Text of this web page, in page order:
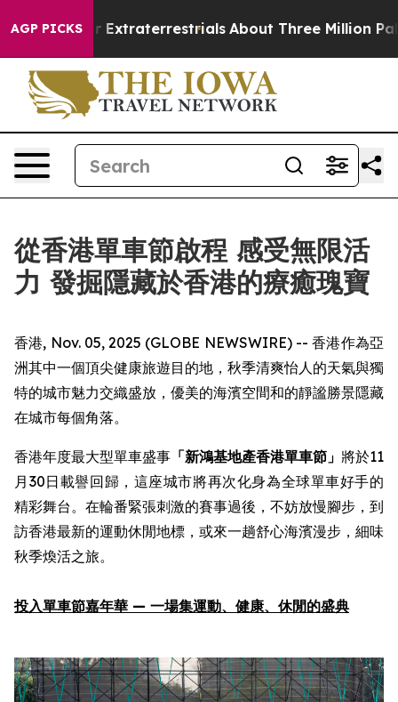
AGP PICKS
Extraterrestrials About Three Million Palestinians
從香港單車節啟程 感受無限活
力 發掘隱藏於香港的療癒瑰寶
香港, Nov. 05, 2025 (GLOBE NEWSWIRE) -- 香港作為亞
洲其中一個頂尖健康旅遊目的地，秋季清爽怡人的天氣與獨
特的城市魅力交織盛放，優美的海濱空間和的靜謐勝景隱藏
在城市每個角落。
香港年度最大型單車盛事 「新鴻基地產香港單車節 」 將於11
月30日載譽回歸，這座城市將再次化身為全球單車好手的
精彩舞台。在輪番緊張刺激的賽事過後，不妨放慢腳步，到
訪香港最新的運動休閒地標，或來一趟舒心海濱漫步，細味
秋季煥活之旅。
投入單車節嘉年華 — 一場集運動、健康、休閒的盛典